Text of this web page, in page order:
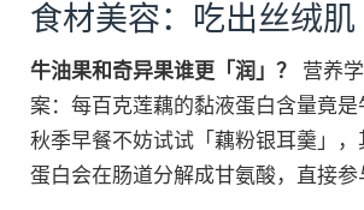
食材美容：吃出丝绒肌
牛油果和奇异果谁更「润」？
营养
案：每百克莲藕的黏液蛋白含量竟是
秋季早餐不妨试试「藕粉银耳羹」
蛋白会在肠道分解成甘氨酸，直接参